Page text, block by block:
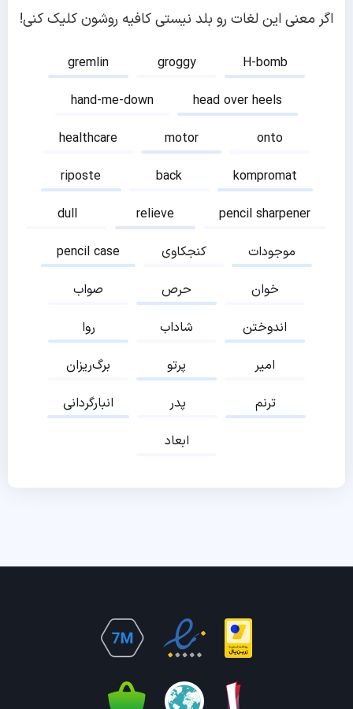
اگر معنی این لغات رو بلد نیستی کافیه روشون کلیک کنی!
gremlin groggy
H-bomb
hand-me-down
head over heels
healthcare
motor
onto
riposte
back
kompromat
dull
relieve
pencil sharpener
pencil case
کنجکاوی
موجودات
صواب
حرص
خوان
روا
شاداب
اندوختن
برگ‌ریزان
پرتو
امیر
انبارگردانی
پدر
ترنم
ابعاد